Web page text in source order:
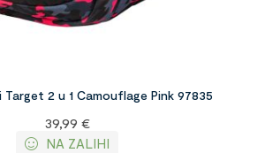
Target 2 u 1 Camouflage Pink 97835
39,99 €
NA ZALIHI